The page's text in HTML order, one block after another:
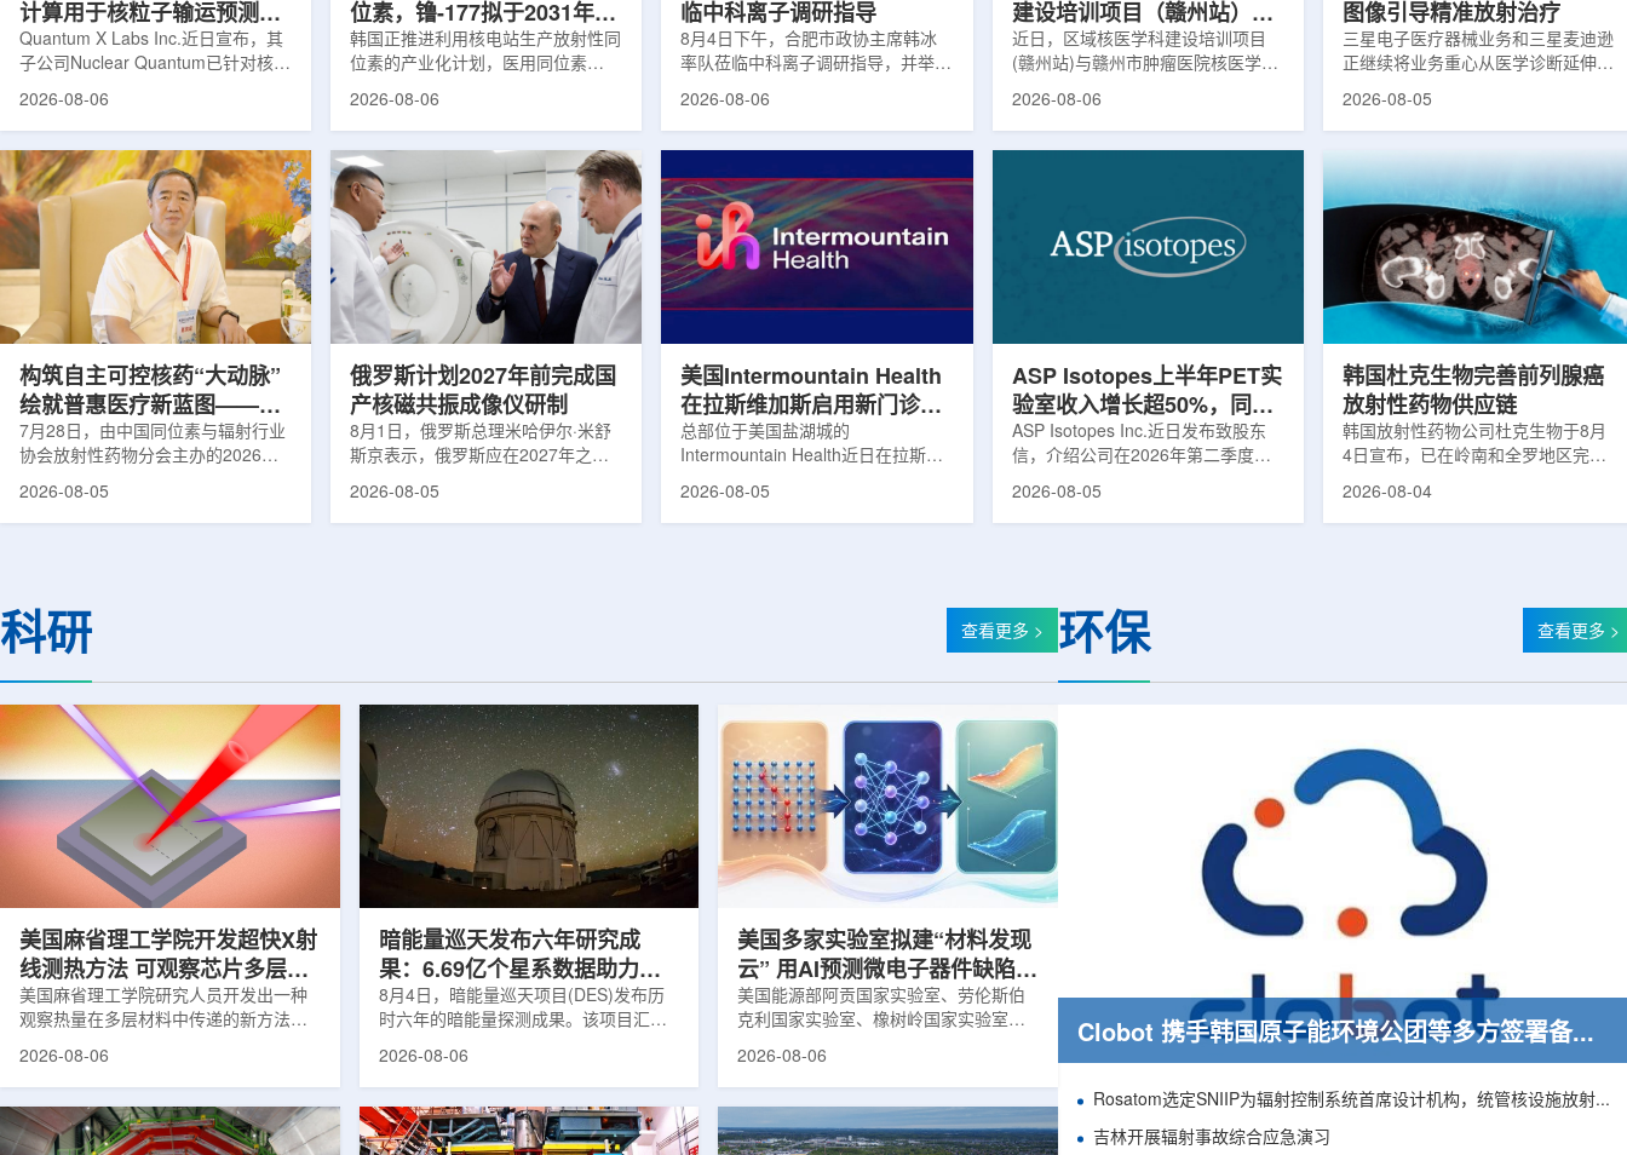
计算用于核粒子输运预测模
拟
Quantum X Labs Inc.近日宣布，其
子公司Nuclear Quantum已针对核工
业计算模拟中的一项瓶颈提出新方
算密集型场景。据介绍，传统粒子输
运模拟在核医学系统设计中具有重要
作用，但往往需要大量计算资源，并
伴随较长运行时间，影响研发和优化
效率。Nuclear Quantum此次提出的
技术，旨在把物理输运模型转化为量
子电路，使粒子传播和随机游走动力
学能够直接在量子计算框架中表示和
2026-08-06
位素，镥-177拟于2031年商
业化生产
韩国正推进利用核电站生产放射性同
位素的产业化计划，医用同位素
镥-177(Lu-177)被列为首个商业化目
产，后续还可能将产品范围扩大至
钴-60、氚-3和氦-3等同位素。Lu-
177是当前全球放射性药物市场中应
用较广的治疗性放射性同位素，可用
于前列腺癌、神经内分泌肿瘤等疾病
相关放射性药物。此前，韩国所需
Lu-177完全依赖进口。由于其半衰
期约为6.6天，从生产、运输到药物
2026-08-06
临中科离子调研指导
8月4日下午，合肥市政协主席韩冰
率队莅临中科离子调研指导，并举行
座谈交流。市人大常委会副主任雍凤
中国科学院合肥物质科学研究院副院
长宋云涛，中科离子董事长刘璐，总
经理陈永华，副总经理丁开忠、李
俊、光若怀陪同。韩冰一行详细了解
中科离子产业布局、经营情况，重点
围绕核医疗及高端装备关键技术突
2026-08-06
建设培训项目（赣州站）与
赣州市肿瘤医院核医学诊疗
高质量建设项目同步启动
近日，区域核医学科建设培训项目
(赣州站)与赣州市肿瘤医院核医学诊
疗高质量建设项目在赣州市肿瘤医院
任杨传盛主持。赣州市卫生健康委员
会副主任傅伟、中华医学会核医学分
会主任委员汪静、赣州市肿瘤医院党
2026-08-06
图像引导精准放射治疗
三星电子医疗器械业务和三星麦迪逊
正继续将业务重心从医学诊断延伸至
治疗领域。8月5日，三星HME美国
书，双方计划围绕基于容积成像的精
准放射治疗解决方案开展合作探讨。
根据意向书，双方拟研究将三星移动
CT扫描仪BodyTom与Accuray机器
人放射外科平台CyberKnife相结合。
该合作方向旨在把高分辨率三维成像
能力与图像引导机器人放射外科技术
连接起来，使医务人员能够更准确地
2026-08-05
构筑自主可控核药“大动脉”
绘就普惠医疗新蓝图——专
访中国同辐总工程师、中核
集团首席科学家刘蕴韬
7月28日，由中国同位素与辐射行业
协会放射性药物分会主办的2026年
放射性药物创新发展大会在山西省太
辐党委委员、总工程师、中核集团首
席科学家刘蕴韬接受记者专访时表
持续缩小城乡核医疗资源差距。同
时，以...
2026-08-05
俄罗斯计划2027年前完成国
产核磁共振成像仪研制
8月1日，俄罗斯总理米哈伊尔·米舒
斯京表示，俄罗斯应在2027年之前
完成国产核磁共振成像仪的研制工
核磁共振成像仪。该设备若按计划
完...
2026-08-05
美国Intermountain Health
在拉斯维加斯启用新门诊诊
所，配置PET/CT和直线加
速器
总部位于美国盐湖城的
Intermountain Health近日在拉斯维
加斯西南部启用一座新的门诊诊所。
了此前分布在拉斯维加斯谷多个地点
疗服务。根据介绍，诊所服务范围包
括成人及...
2026-08-05
ASP Isotopes上半年PET实
验室收入增长超50%，同位
素浓缩设施推进商业生产
ASP Isotopes Inc.近日发布致股东
信，介绍公司在2026年第二季度财
务业绩公布前各业务板块的运营进
相关业务通常与放射性药物制备、分
子影像和核医学诊断应用密切相关。
入商业生产前的最后阶段，预计将在
2026年下半年交...
2026-08-05
韩国杜克生物完善前列腺癌
放射性药物供应链
韩国放射性药物公司杜克生物于8月
4日宣布，已在岭南和全罗地区完成
前列腺癌诊断用放射性药物
均已纳入其供应范围。据韩国卫生福
利部国家癌症登记处数据，2023年
向治疗的日益普及，对前列腺癌治...
2026-08-04
科研 查看更多 >
美国麻省理工学院开发超快X射
线测热方法 可观察芯片多层结
构热传递
美国麻省理工学院研究人员开发出一种
观察热量在多层材料中传递的新方法，
于《自然通讯》。随着计算机芯片尺寸
不断缩小、功率密度持续提高，器件过
热正成为限制性能提升的重要因素。传
2026-08-06
暗能量巡天发布六年研究成
果：6.69亿个星系数据助力约
束宇宙加速膨胀
8月4日，暗能量巡天项目(DES)发布历
时六年的暗能量探测成果。该项目汇总
6.69亿个星系、数千个星系团以及3000
多颗超新星的信息，用于研究宇宙加速
膨胀和宇宙结构演化。为了实现DES，
2026-08-06
美国多家实验室拟建“材料发现
云” 用AI预测微电子器件缺陷影
响
美国能源部阿贡国家实验室、劳伦斯伯
克利国家实验室、橡树岭国家实验室和
智能框架，预测微小缺陷如何影响微电
子器件的性能和寿命。材料发现云可视
化图，这是一个基于物理学原理的人工
2026-08-06
环保 查看更多 >
Clobot 携手韩国原子能环境公团等多方签署备忘录，推动放射性废物安全管理多机型机器人示范
Rosatom选定SNIIP为辐射控制系统首席设计机构，统管核设施放射仪表标准化与进口替代保障
吉林开展辐射事故综合应急演习